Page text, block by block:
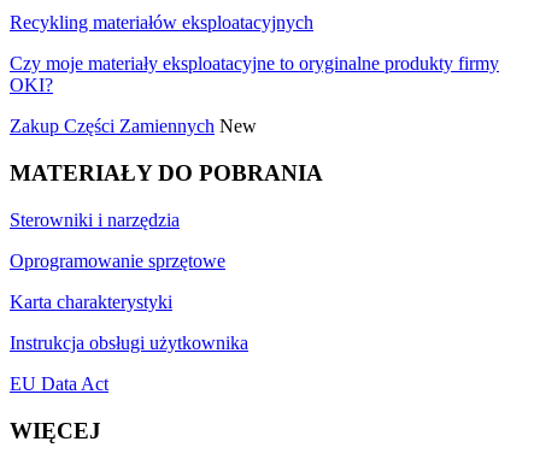
Recykling materiałów eksploatacyjnych
Czy moje materiały eksploatacyjne to oryginalne produkty firmy
OKI?
Zakup Części Zamiennych New
MATERIAŁY DO POBRANIA
Sterowniki i narzędzia
Oprogramowanie sprzętowe
Karta charakterystyki
Instrukcja obsługi użytkownika
EU Data Act
WIĘCEJ